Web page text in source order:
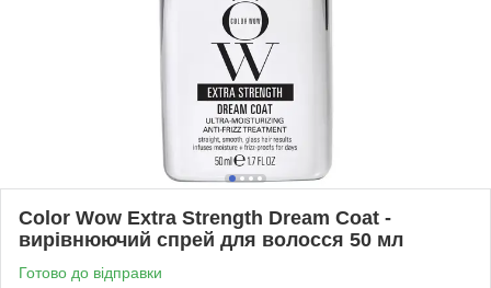
Color Wow Extra Strength Dream Coat -
вирівнюючий спрей для волосся 50 мл
Готово до відправки